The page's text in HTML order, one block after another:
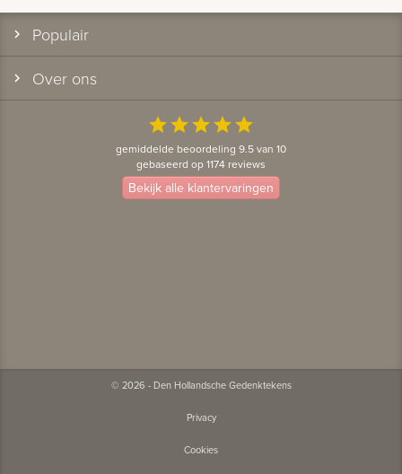
Populair
Over ons
starstarstarstarstar
gemiddelde beoordeling 9.5 van 10
gebaseerd op 1174 reviews
Bekijk alle klantervaringen
© 2026 - Den Hollandsche Gedenktekens
Privacy
Cookies